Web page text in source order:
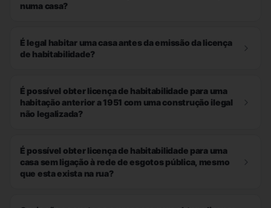
numa casa?
É legal habitar uma casa antes da emissão da licença
de habitabilidade?
É possível obter licença de habitabilidade para uma
habitação anterior a 1951 com uma construção ilegal
não legalizada?
É possível obter licença de habitabilidade para uma
casa sem ligação à rede de esgotos pública, mesmo
que esta exista na rua?